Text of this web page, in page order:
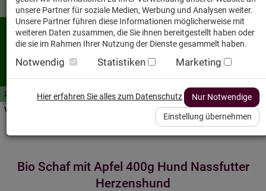
Zutaten A-Z Futterwissen mit Vorrat SPAREN AllesFinder
Service FAQ
Verkäufer vor Ort
Hund Nassfutter
Bio Schaf mit Apfel 400g Hund Nassfutter
Herzenshund
unsere Partner für soziale Medien, Werbung und Analysen weiter.
Unsere Partner führen diese Informationen möglicherweise mit
weiteren Daten zusammen, die Sie ihnen bereitgestellt haben oder
die sie im Rahmen Ihrer Nutzung der Dienste gesammelt haben.
Notwendig Statistiken Marketing
Hier erfahren Sie alles zum Datenschutz Nur Notwendige
Einstellung übernehmen